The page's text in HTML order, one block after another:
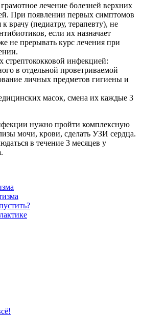
лечение болезней верхних
При появлении первых симптомов
врачу (педиатру, терапевту), не
если их назначает
не прерывать курс лечения при
стрептококковой инфекцией:
в отдельной проветриваемой
личных предметов гигиены и
масок, смена их каждые 3
нужно пройти комплексную
мочи, крови, сделать УЗИ сердца.
в течение 3 месяцев у